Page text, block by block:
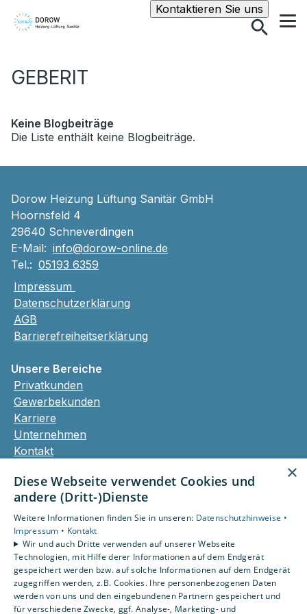
Kontaktieren Sie unsSuche
GEBERIT
Keine Blogbeiträge
Die Liste enthält keine Blogbeiträge.
Dorow Heizung Lüftung Sanitär GmbH
Hoornsfeld 4
29640 Schneverdingen
E-Mail: info@dorow-online.de
Tel.: 05193 6359
Impressum
Datenschutzerklärung
AGB
Barrierefreiheitserklärung
Unsere Bereiche
Privatkunden
Gewerbekunden
Karriere
Unternehmen
Kontakt
Um externe HTML-Inhalte anzuzeigen, benötigen
Weitere Informationen finden Sie in unserer
Datenschutzerklärung.
Cookie-Einstellungen öffnen
×
Diese Webseite verwendet Cookies und
andere (Dritt-)Dienste
Weitere Informationen finden Sie in unseren: Datenschutzhinweise •
Impressum • Kontakt
Wir und auch Dritte verwenden auf unserer Webseite
Technologien, mit Hilfe derer Informationen auf dem Endgerät
gespeichert werden bzw. auf solche Informationen auf dem Endgerät
zugegriffen werden, z.B. Cookies. Ihre personenbezogenen Daten
werden von uns und den eingebundenen Partnern gespeichert und
für verschiedene Zwecke, ggf. Analyse-, Marketing- und